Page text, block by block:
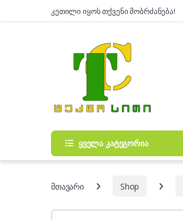
კეთილი იყოს თქვენი მობრძანება!
ყველა კატეგორია
მთავარი Shop